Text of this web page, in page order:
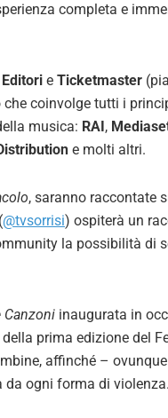
completa e
e Ticketmaster
coinvolge tutti i
musica: RAI ,
e molti altri.
, saranno raccontate
(@tvsorrisi) ospiterà un
la possibilità di
Canzoni inaugurata in
prima edizione del
affinché –
da ogni forma di violenza.